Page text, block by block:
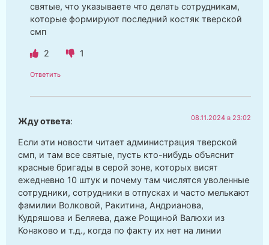
святые, что указываете что делать сотрудникам,
которые формируют последний костяк тверской
смп
2 1
Ответить
Жду ответа: 08.11.2024 в 23:02
Если эти новости читает администрация тверской
смп, и там все святые, пусть кто-нибудь объяснит
красные бригады в серой зоне, которых висят
ежедневно 10 штук и почему там числятся уволенные
сотрудники, сотрудники в отпусках и часто мелькают
фамилии Волковой, Ракитина, Андрианова,
Кудряшова и Беляева, даже Рощиной Валюхи из
Конаково и т.д., когда по факту их нет на линии